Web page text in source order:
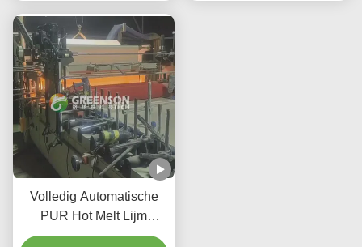
Volledig Automatische
PUR Hot Melt Lijm
Lamineermachine voor